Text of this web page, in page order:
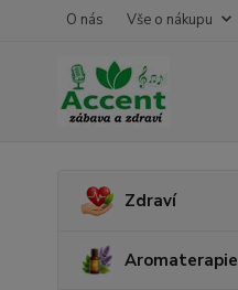
O nás Vše o nákupu
Zdraví
Aromaterapie